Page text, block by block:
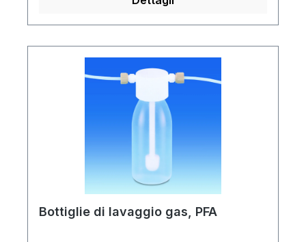
sono ideali per il campionamento
fluoropolimero inerte, assicura una tenuta
a prova di perdite. Fornite con tappo in
PFA.Ultra-pure, il minor contenuto di ioni
conservazione in processi farmaceutici e
semiconduttori (fasi intermedie)
Bottiglie di lavaggio gas, PFA